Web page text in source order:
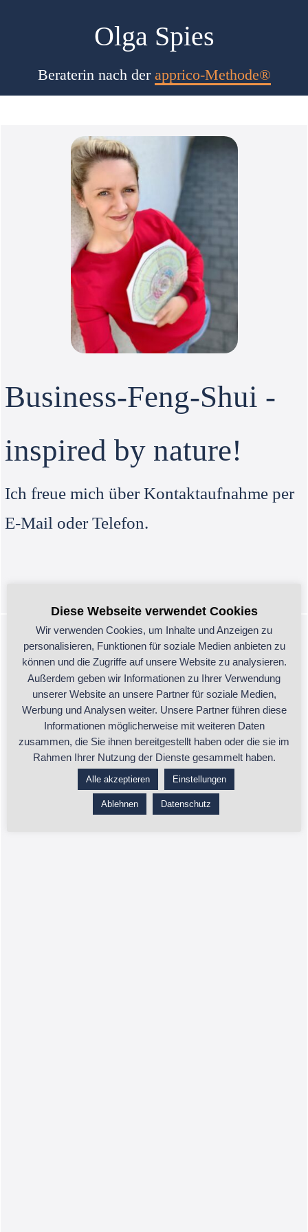
Olga Spies
Beraterin nach der apprico-Methode®
Business-Feng-Shui -
inspired by nature!
Ich freue mich über Kontaktaufnahme per
E-Mail oder Telefon.
Kontakt:
Olga Spies
spies.o@gmx.de
+49 178 1981300
D-85088 Vohburg
Diese Webseite verwendet Cookies
Wir verwenden Cookies, um Inhalte und Anzeigen zu
personalisieren, Funktionen für soziale Medien anbieten zu
können und die Zugriffe auf unsere Website zu analysieren.
Außerdem geben wir Informationen zu Ihrer Verwendung
unserer Website an unsere Partner für soziale Medien,
Werbung und Analysen weiter. Unsere Partner führen diese
Informationen möglicherweise mit weiteren Daten
zusammen, die Sie ihnen bereitgestellt haben oder die sie im
Rahmen Ihrer Nutzung der Dienste gesammelt haben.
Alle akzeptieren Einstellungen
Ablehnen Datenschutz